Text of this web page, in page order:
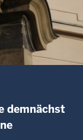
demnächst